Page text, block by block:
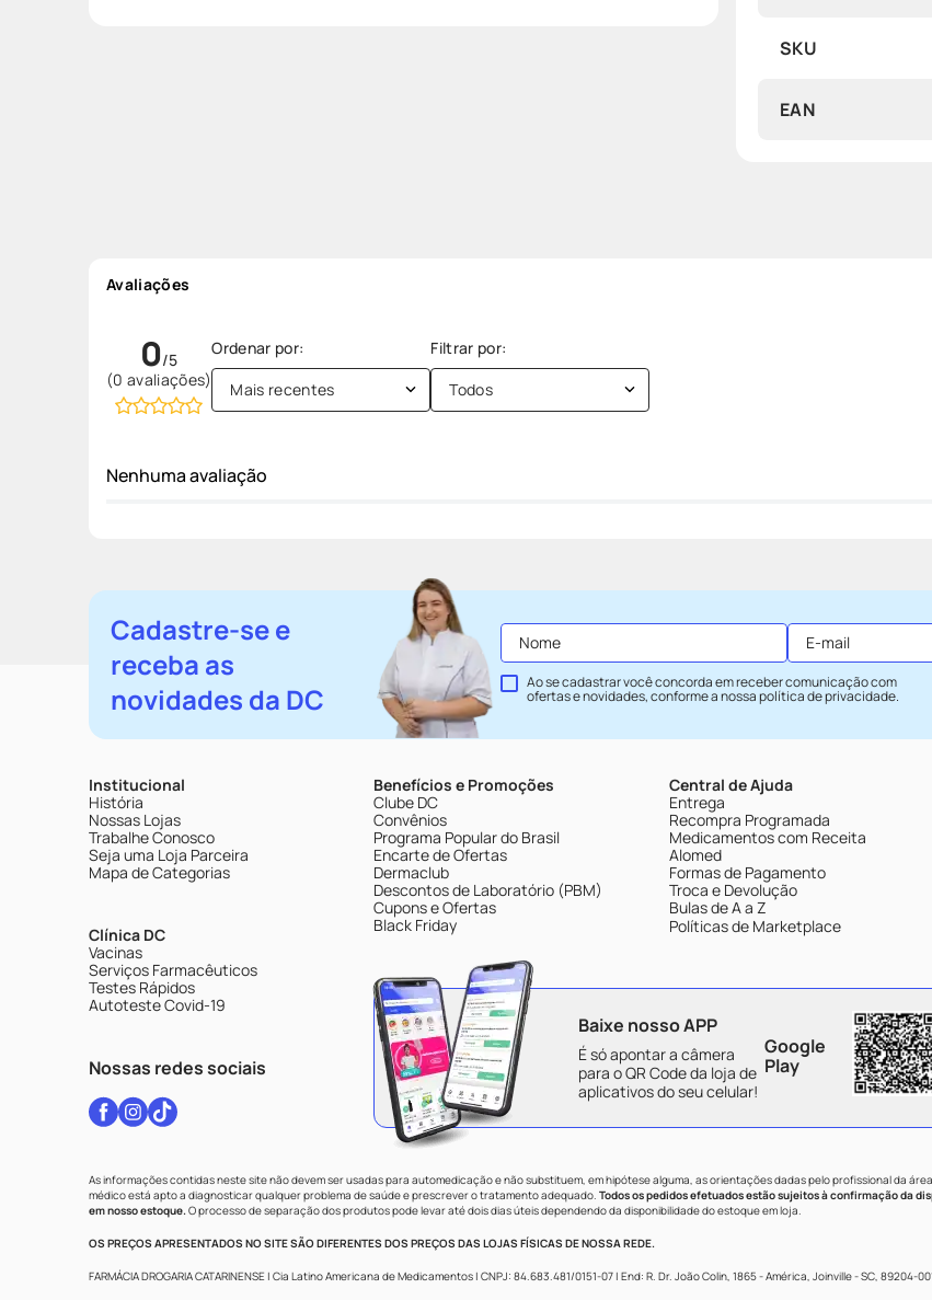
SKU
EAN
Avaliações
0
(0 avaliações) Mais recentes Todos
Nenhuma avaliação
Cadastre-se e
receba as
novidades da DC
Ao se cadastrar você concorda em receber comunicação com
ofertas e novidades, conforme a nossapolítica de privacidade.
Institucional
História
Nossas Lojas
Trabalhe Conosco
Seja uma Loja Parceira
Mapa de Categorias
Clínica DC
Vacinas
Serviços Farmacêuticos
Testes Rápidos
Autoteste Covid-19
Nossas redes sociais
Benefícios e Promoções
Clube DC
Convênios
Programa Popular do Brasil
Encarte de Ofertas
Dermaclub
Descontos de Laboratório (PBM)
Cupons e Ofertas
Black Friday
Central de Ajuda
Entrega
Recompra Programada
Medicamentos com Receita
Alomed
Formas de Pagamento
Troca e Devolução
Bulas de A a Z
Políticas de Marketplace
Baixe nosso APP
É só apontar a câmera
para o QR Code da loja de
aplicativos do seu celular!
Google
Play
As informações contidas neste site não devem ser usadas para automedicação e não substituem, em hipótese alguma, as orientações dadas pelo profissional da
médico está apto a diagnosticar qualquer problema de saúde e prescrever o tratamento adequado. Todos os pedidos efetuados estão sujeitos à confirmação da
em nosso estoque.O processo de separação dos produtos pode levar até dois dias úteis dependendo da disponibilidade do estoque em loja.
OS PREÇOS APRESENTADOS NO SITE SÃO DIFERENTES DOS PREÇOS DAS LOJAS FÍSICAS DE NOSSA REDE.
FARMÁCIA DROGARIA CATARINENSE | Cia Latino Americana de Medicamentos | CNPJ: 84.683.481/0151-07 | End: R. Dr. João Colin, 1865 - América, Joinville - SC, 89204-